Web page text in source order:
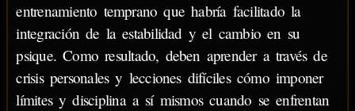
entrenamiento temprano que habría facilitado la
integración de la estabilidad y el cambio en su
psique. Como resultado, deben aprender a través de
crisis personales y lecciones difíciles cómo imponer
límites y disciplina a sí mismos cuando se enfrentan